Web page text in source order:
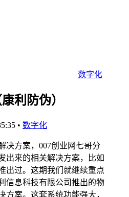
数字化
利防伪）
• 数字化
决方案，007创业网七哥分
出来的相关解决方案，比如
出过。这期我们就继续重点
信息科技有限公司推出的物
方案。这套系统功能强大，